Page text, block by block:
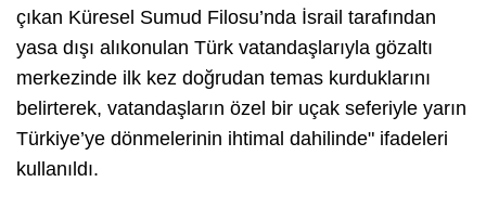
çıkan Küresel Sumud Filosu’nda İsrail tarafından
yasa dışı alıkonulan Türk vatandaşlarıyla gözaltı
merkezinde ilk kez doğrudan temas kurduklarını
belirterek, vatandaşların özel bir uçak seferiyle yarın
Türkiye’ye dönmelerinin ihtimal dahilinde" ifadeleri
kullanıldı.